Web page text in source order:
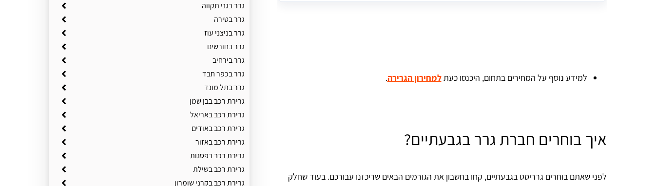
למידע נוסף על המחירים בתחום, היכנסו כעתלמחירון הגרירה.
איך בוחרים חברת גרר בגבעתיים?
לפני שאתם בוחרים גרריסט בגבעתיים, קחו בחשבון את הגורמים הבאים שריכזנו עבורכם. בעוד שחלק
גרר בגני תקווה
גרר בטירה
גרר בניצני עוז
גרר בחורשים
גרר בירחיב
גרר בכפר חבד
גרר בתל מונד
גרירת רכב בבן שמן
גרירת רכב באריאל
גרירת רכב באודים
גרירת רכב באזור
גרירת רכב בפסגות
גרירת רכב בשילת
גרירת רכב בקרני שומרון